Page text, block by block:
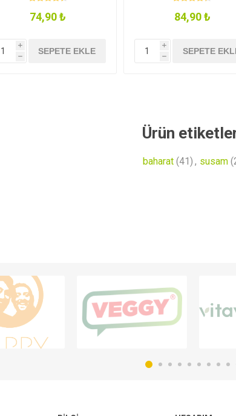
74,90 ₺
i
h
SEPETE EKLE
84,90 ₺
i
h
SEPETE
Ürün
baharat (41) , susam